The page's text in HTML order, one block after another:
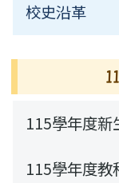
115學
校史沿革
115學年度新
115學年度教